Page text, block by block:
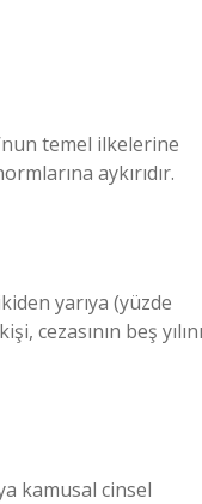
temel ilkelerine
aykırıdır.
yarıya (yüzde
cezasının beş yılını
kamusal cinsel